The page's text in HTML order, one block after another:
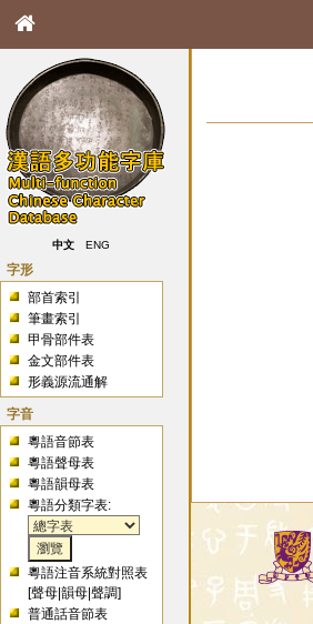
中文 ENG
字形
部首索引
筆畫索引
甲骨部件表
金文部件表
形義源流通解
字音
粵語音節表
粵語聲母表
粵語韻母表
粵語分類字表:
粵語注音系統對照表
[聲母 |韻母 |聲調]
普通話音節表